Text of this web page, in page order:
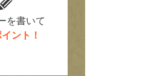
を書いて
ント！